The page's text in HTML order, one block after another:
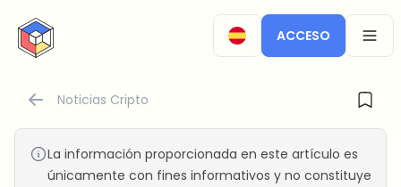
CryptoTicker
ACCESO
Noticias Cripto
La información proporcionada en este artículo es
únicamente con fines informativos y no constituye